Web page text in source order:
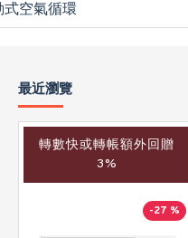
空氣循環
轉數快或轉帳額外回贈
3%
-40 %
最近瀏覽
轉數快或轉帳額外回贈
3%
-27 %